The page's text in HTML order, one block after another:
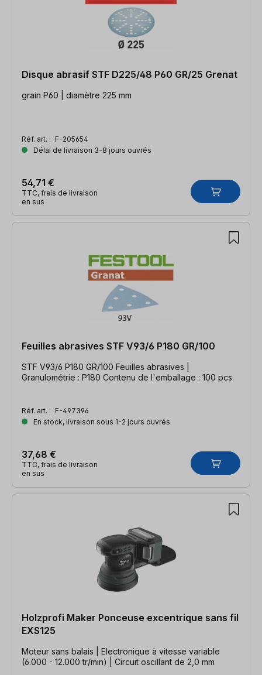
Disque abrasif STF D225/48 P60 GR/25 Grenat
grain P60 | diamètre 225 mm
Réf. art. : F-205654
Délai de livraison 3-8 jours ouvrés
54,71 €
TTC, frais de livraison
en sus
Feuilles abrasives STF V93/6 P180 GR/100
STF V93/6 P180 GR/100 Feuilles abrasives |
Granulométrie : P180 Contenu de l'emballage : 100 pcs.
Réf. art. : F-497396
En stock, livraison sous 1-2 jours ouvrés
37,68 €
TTC, frais de livraison
en sus
Holzprofi Maker Ponceuse excentrique sans fil
EXS125
Moteur sans balais | Electronique à vitesse variable
(6.000 - 12.000 tr/min) | Circuit oscillant de 2,0 mm